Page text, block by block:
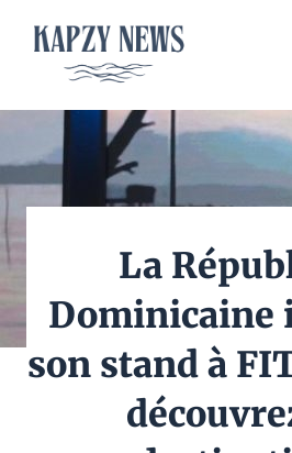
contenu
La
Dominicaine
son stand à